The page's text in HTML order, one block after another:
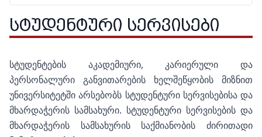
ᲡᲢᲣᲓᲔᲜᲢᲣᲠᲘ ᲡᲔᲠᲕᲘᲡᲔᲑᲘ
სტუდენტების აკადემიური, კარიერული და
პერსონალური განვითარების ხელშეწყობის მიზნით
უნივერსიტეტში არსებობს სტუდენტური სერვისებისა და
მხარდაჭერის სამსახური. სტუდენტური სერვისების და
მხარდაჭერის სამსახურის საქმიანობის ძირითადი